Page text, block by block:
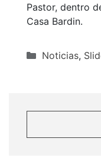
Pastor, dentro
Casa Bardin.
Categorías
Noticias,